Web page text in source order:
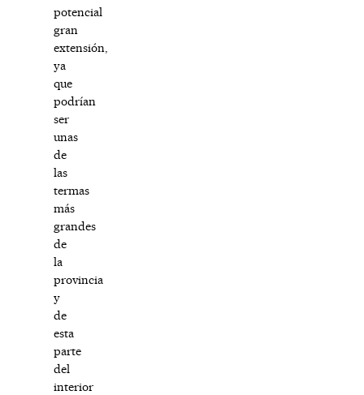
potencial
gran
extensión,
ya
que
podrían
ser
unas
de
las
termas
más
grandes
de
la
provincia
y
de
esta
parte
del
interior